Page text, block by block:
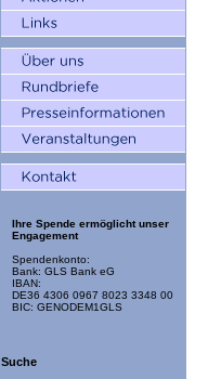
Ihre Spende ermöglicht unser
Engagement
Spendenkonto:
Bank: GLS Bank eG
IBAN:
DE36 4306 0967 8023 3348 00
BIC: GENODEM1GLS
Suche